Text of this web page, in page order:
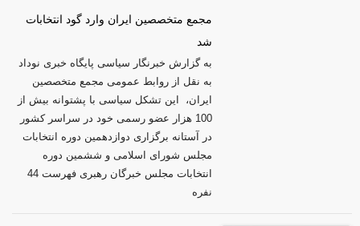
مجمع متخصصین ایران وارد گود انتخابات
شد
به گزارش خبرنگار سیاسی پایگاه خبری نوداد
به نقل از روابط عمومی مجمع متخصصین
ایران، این تشکل سیاسی با پشتوانه بیش از
100 هزار عضو رسمی خود در سراسر کشور
در آستانه برگزاری دوازدهمین دوره انتخابات
مجلس شورای اسلامی و ششمین دوره
انتخابات مجلس خبرگان رهبری فهرست 44
نفره